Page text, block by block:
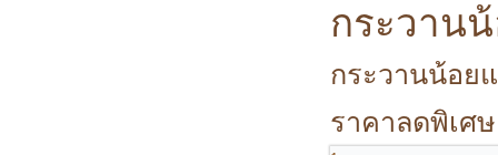
กระวาน
กระวานน้อย
ราคาลดพิเศ